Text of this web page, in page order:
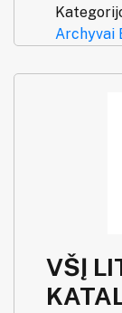
Archyvai
VŠĮ